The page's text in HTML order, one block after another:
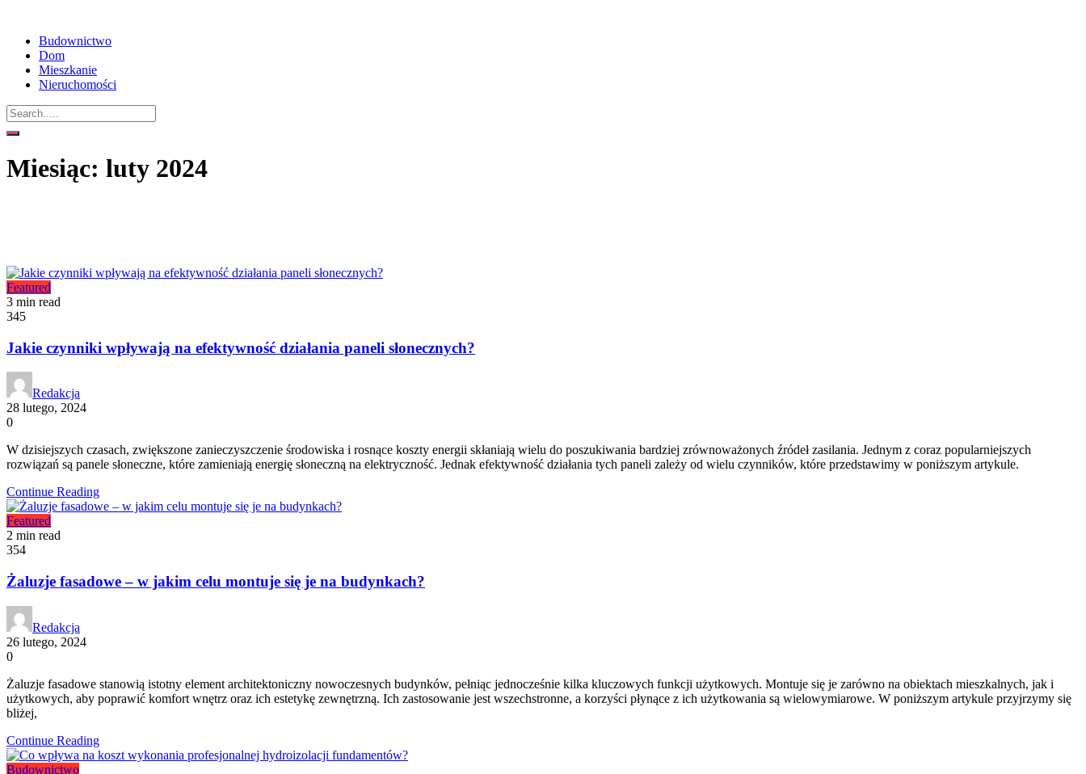
Budownictwo
Dom
Mieszkanie
Nieruchomości
Miesiąc: luty 2024
Featured
3 min read
345
Jakie czynniki wpływają na efektywność działania paneli słonecznych?
Redakcja
28 lutego, 2024
0
W dzisiejszych czasach, zwiększone zanieczyszczenie środowiska i rosnące koszty energii skłaniają wielu do poszukiwania bardziej zrównoważonych źródeł zasilania. Jednym z coraz popularniejszych
rozwiązań są panele słoneczne, które zamieniają energię słoneczną na elektryczność. Jednak efektywność działania tych paneli zależy od wielu czynników, które przedstawimy w poniższym artykule.
Continue Reading
Featured
2 min read
354
Żaluzje fasadowe – w jakim celu montuje się je na budynkach?
Redakcja
26 lutego, 2024
0
Żaluzje fasadowe stanowią istotny element architektoniczny nowoczesnych budynków, pełniąc jednocześnie kilka kluczowych funkcji użytkowych. Montuje się je zarówno na obiektach mieszkalnych, jak i
użytkowych, aby poprawić komfort wnętrz oraz ich estetykę zewnętrzną. Ich zastosowanie jest wszechstronne, a korzyści płynące z ich użytkowania są wielowymiarowe. W poniższym artykule przyjrzymy się
bliżej,
Continue Reading
Budownictwo